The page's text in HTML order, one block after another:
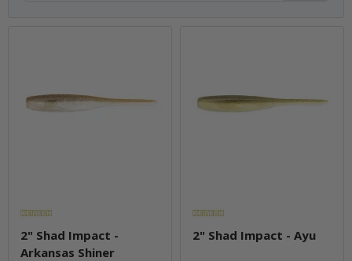
2" Shad Impact -
Arkansas Shiner
2" Shad Impact - Ayu